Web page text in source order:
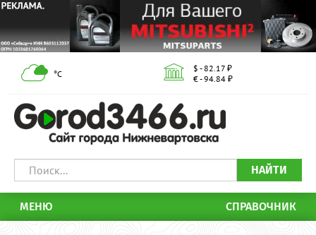
°С
$ - 82.17 ₽
€ - 94.84 ₽
НАЙТИ
МЕНЮ СПРАВОЧНИК